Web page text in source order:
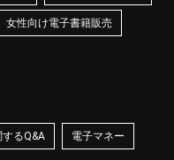
女性向け電子書籍販売
るQ&A 電子マネー